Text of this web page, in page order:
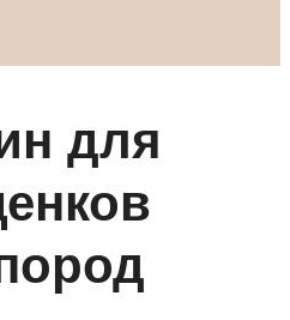
для